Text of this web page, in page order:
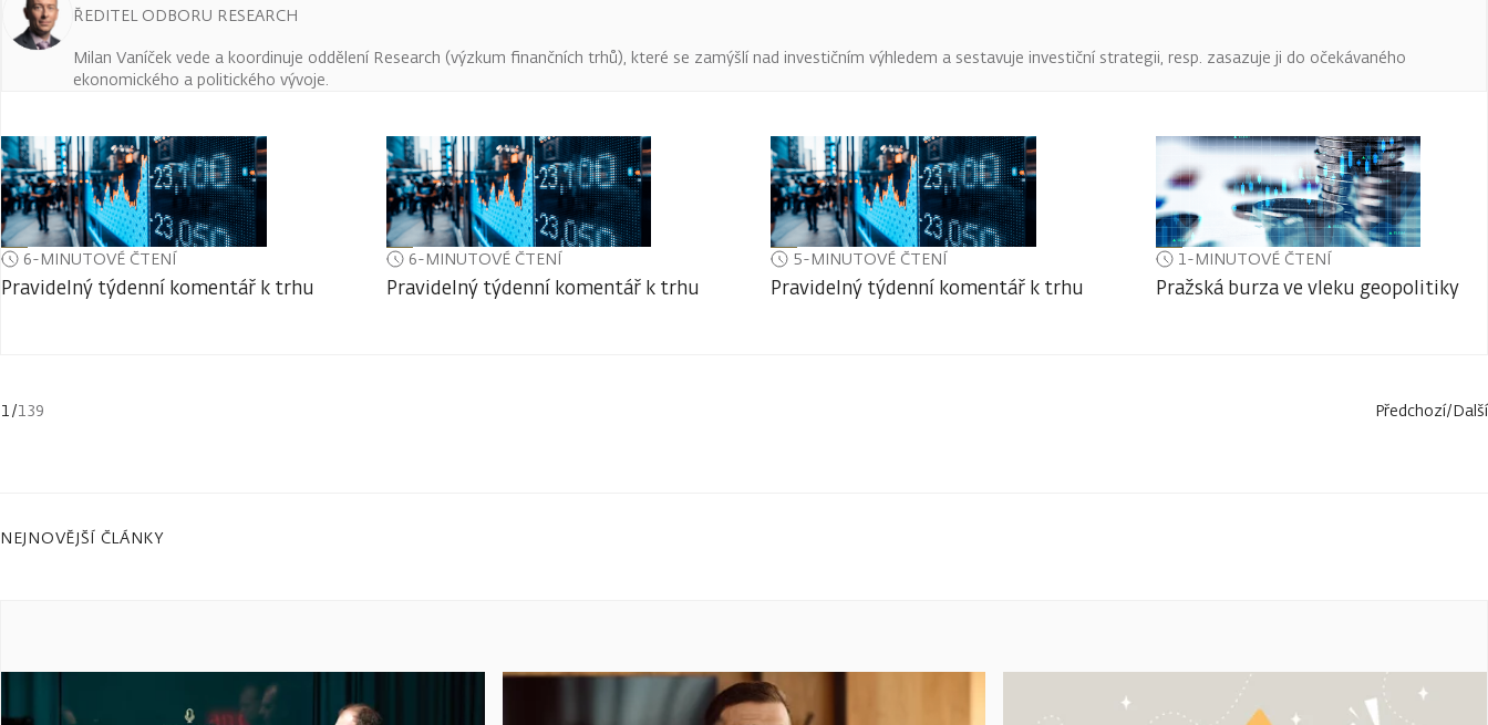
ŘEDITEL ODBORU RESEARCH
Milan Vaníček vede a koordinuje oddělení Research (výzkum finančních trhů), které se zamýšlí nad investičním výhledem a sestavuje investiční strategii, resp. zasazuje ji do očekávaného
ekonomického a politického vývoje.
6-MINUTOVÉ ČTENÍ
Pravidelný týdenní komentář k trhu
6-MINUTOVÉ ČTENÍ
Pravidelný týdenní komentář k trhu
5-MINUTOVÉ ČTENÍ
Pravidelný týdenní komentář k trhu
1-MINUTOVÉ ČTENÍ
Pražská burza ve vleku geopolitiky
1 /139 Předchozí/Další
NEJNOVĚJŠÍ ČLÁNKY